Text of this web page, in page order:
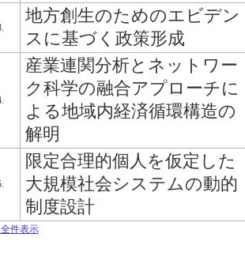
地方創生のためのエビデン
スに基づく政策形成
産業連関分析とネットワー
ク科学の融合アプローチに
よる地域内経済循環構造の
解明
限定合理的個人を仮定した
大規模社会システムの動的
制度設計
件表示